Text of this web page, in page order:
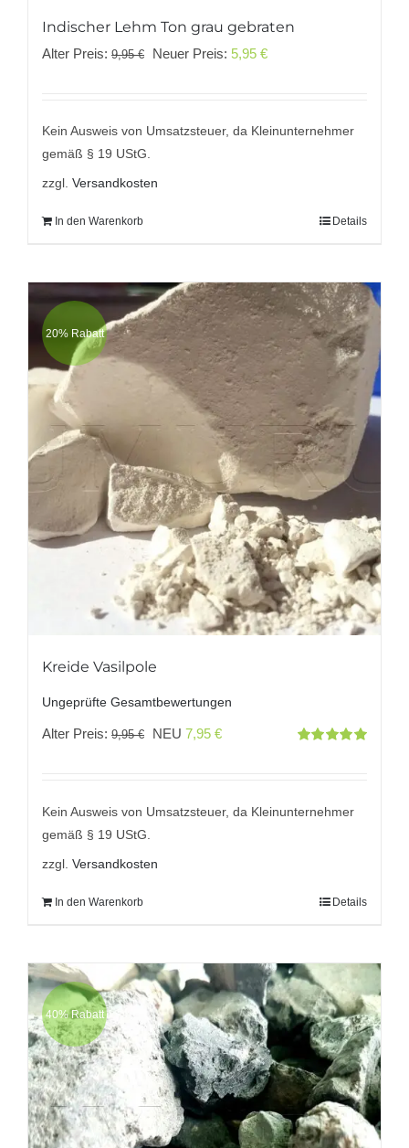
Indischer Lehm Ton grau gebraten
Alter Preis: 9,95€
Ursprünglicher
9,95 €
Neuer Preis: 5,95 €Aktueller
5,95 €.
Kein Ausweis von Umsatzsteuer, da Kleinunternehmer
gemäß § 19 UStG.
zzgl. Versandkosten
In den Warenkorb Details
20% Rabatt
Kreide Vasilpole
Ungeprüfte Gesamtbewertungen
Alter Preis: 9,95€
Ursprünglicher
9,95 €
NEU 7,95 €Aktueller
7,95 €.
Kein Ausweis von Umsatzsteuer, da Kleinunternehmer
gemäß § 19 UStG.
zzgl. Versandkosten
In den Warenkorb Details
40% Rabatt